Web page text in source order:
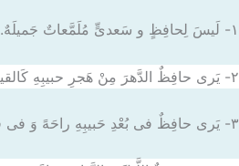
۱- لَیسَ لِحافِظٍ و سَعدیٍّ مُلَمَّعاتٌ جَمیلَهٌ. × (حافظ و سعدی دوزبانه‌های زیبا ندارند.)
۲- یَری حافِظٌ الدَّهرَ مِنْ هَجرِ حبیبِهِ کَالقیامَهِ. √ (حافظ روزگار را به خاطر دوری از یارش مانند رستاخیز می‌بیند.)
۳- یَری حافِظٌ فی بُعْدِ حَبیبِهِ راحَهً وَ فی قرُبِهِ عَذاباً. × (حافظ در دوری از یارش آسایش و در نزدیکی با او شکنجه می‌بیند.)